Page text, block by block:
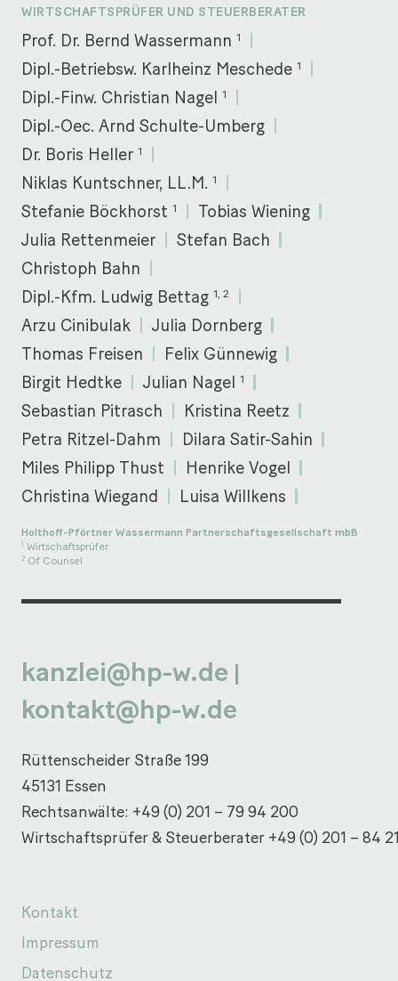
WIRTSCHAFTSPRÜFER UND STEUERBERATER
Prof. Dr. Bernd Wassermann 1
Dipl.-Betriebsw. Karlheinz Meschede 1
Dipl.-Finw. Christian Nagel 1
Dipl.-Oec. Arnd Schulte-Umberg
Dr. Boris Heller 1
Niklas Kuntschner, LL.M. 1
Stefanie Böckhorst 1
Tobias Wiening
Julia Rettenmeier
Stefan Bach
Christoph Bahn
Dipl.-Kfm. Ludwig Bettag 1, 2
Arzu Cinibulak
Julia Dornberg
Thomas Freisen
Felix Günnewig
Birgit Hedtke
Julian Nagel 1
Sebastian Pitrasch
Kristina Reetz
Petra Ritzel-Dahm
Dilara Satir-Sahin
Miles Philipp Thust
Henrike Vogel
Christina Wiegand
Luisa Willkens
Holthoff-Pförtner Wassermann Partnerschaftsgesellschaft mbB
1 Wirtschaftsprüfer
2 Of Counsel
kanzlei@hp-w.de |
kontakt@hp-w.de
Rüttenscheider Straße 199
45131 Essen
Rechtsanwälte: +49 (0) 201 – 79 94 200
Wirtschaftsprüfer & Steuerberater +49 (0) 201 – 84
Kontakt
Impressum
Datenschutz